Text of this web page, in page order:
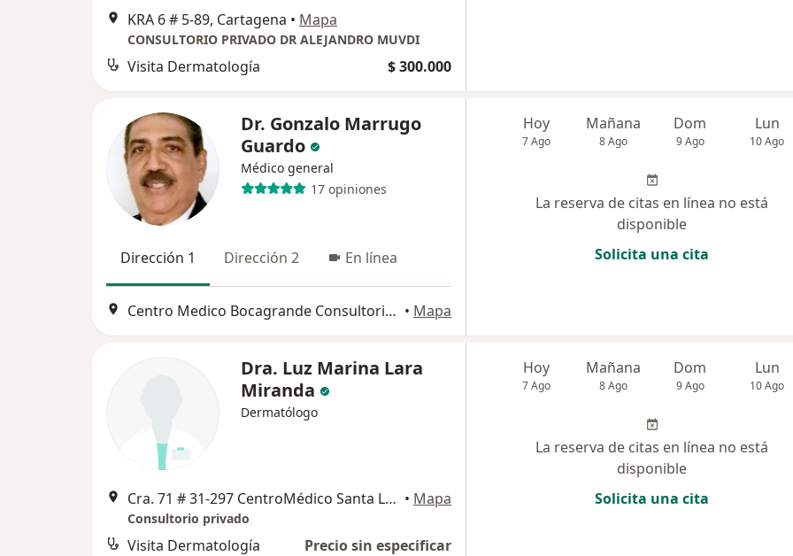
KRA 6 # 5-89, Cartagena • Mapa
CONSULTORIO PRIVADO DR ALEJANDRO MUVDI
Visita Dermatología $ 300.000
Dr. Gonzalo Marrugo
Guardo
Médico general
17 opiniones
Dirección 1 Dirección 2 En línea
Centro Medico Bocagrande Consultorio 305, Cartagena • Mapa
Hoy
7 Ago
Mañana
8 Ago
Dom
9 Ago
Lun
10 Ago
La reserva de citas en línea no está
disponible
Solicita una cita
Dra. Luz Marina Lara
Miranda
Dermatólogo
Cra. 71 # 31-297 CentroMédico Santa Lucia, Cartagena • Mapa
Consultorio privado
Visita Dermatología Precio sin especificar
Hoy
7 Ago
Mañana
8 Ago
Dom
9 Ago
Lun
10 Ago
La reserva de citas en línea no está
disponible
Solicita una cita